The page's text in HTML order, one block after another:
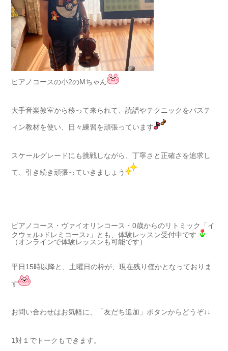
ピアノコースの小2のMちゃん
大手音楽教室から移って来られて、読譜やテクニックをバステ
ィン教材を使い、日々練習を頑張っています
スケールグレードにも挑戦しながら、丁寧さと正確さを追求し
て、引き続き頑張っていきましょう
ピアノコース・ヴァイオリンコース・0歳からのリトミック「イ
クウェル♪ドレミコース♪」とも、体験レッスン受付中です
（オンラインで体験レッスンも可能です）
平日15時以降と、土曜日の枠が、現在残り僅かとなっておりま
す
お問い合わせはお気軽に、「友だち追加」ボタンからどうぞ↓↓
1対１でトークもできます。